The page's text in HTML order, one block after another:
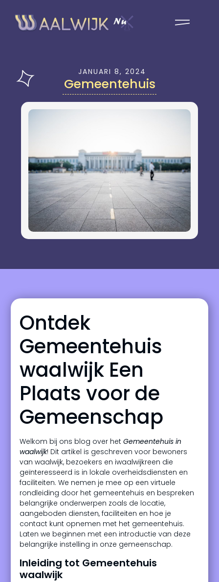
JANUARI 8, 2024
Gemeentehuis
Ontdek
Gemeentehuis
waalwijk Een
Plaats voor de
Gemeenschap
Welkom bij ons blog over hetGemeentehuis in
waalwijk! Dit artikel is geschreven voor bewoners
van waalwijk, bezoekers en iwaalwijkreen die
geïnteresseerd is in lokale overheidsdiensten en
faciliteiten. We nemen je mee op een virtuele
rondleiding door het gemeentehuis en bespreken
belangrijke onderwerpen zoals de locatie,
aangeboden diensten, faciliteiten en hoe je
contact kunt opnemen met het gemeentehuis.
Laten we beginnen met een introductie van deze
belangrijke instelling in onze gemeenschap.
Inleiding tot Gemeentehuis
waalwijk